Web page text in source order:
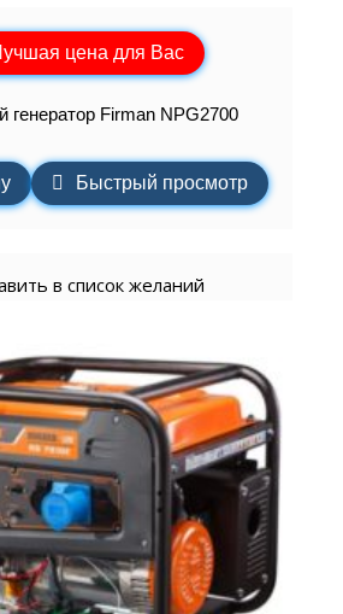
цена для Вас
генератор Firman NPG2700
Быстрый просмотр
в список желаний